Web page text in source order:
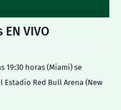
VIVO
19:30 horas (Miami) se
Estadio Red Bull Arena (New